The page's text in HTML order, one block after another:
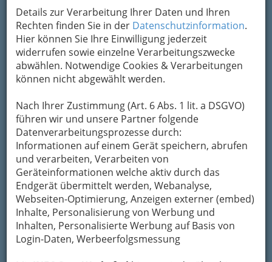
Details zur Verarbeitung Ihrer Daten und Ihren
Rechten finden Sie in der Datenschutzinformation.
Hier können Sie Ihre Einwilligung jederzeit
widerrufen sowie einzelne Verarbeitungszwecke
abwählen. Notwendige Cookies & Verarbeitungen
können nicht abgewählt werden.
Nach Ihrer Zustimmung (Art. 6 Abs. 1 lit. a DSGVO)
führen wir und unsere Partner folgende
Datenverarbeitungsprozesse durch:
Informationen auf einem Gerät speichern, abrufen
und verarbeiten, Verarbeiten von
Geräteinformationen welche aktiv durch das
Endgerät übermittelt werden, Webanalyse,
Webseiten-Optimierung, Anzeigen externer (embed)
Inhalte, Personalisierung von Werbung und
Inhalten, Personalisierte Werbung auf Basis von
Login-Daten, Werbeerfolgsmessung
bewahren, verwenden wir an dieser Stelle zur
Übermittlung Ihrer Nachricht ein sicheres
Formular. Ihre Nachricht wird nach dem
Absenden umgehend per Mail an das
Unternehmen AL-KO Technikcenter
weitergeleitet.
Meine Email Adresse
Mein Betreff
Meine Nachricht